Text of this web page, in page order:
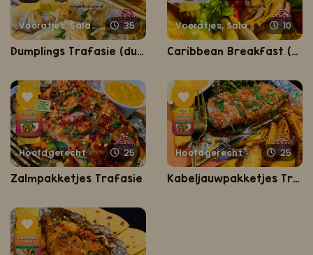
Voorafjes, Salades, Hapjes en Lekkernijen 35 Voorafjes, Salades, Hapjes en Lekkernijen 10
Hoofdgerecht 25
Zalmpakketjes Trafasie
Hoofdgerecht 25